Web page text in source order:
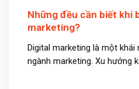
Những đều cần biết khi
marketing?
Digital marketing là một khái
ngành marketing. Xu hướng